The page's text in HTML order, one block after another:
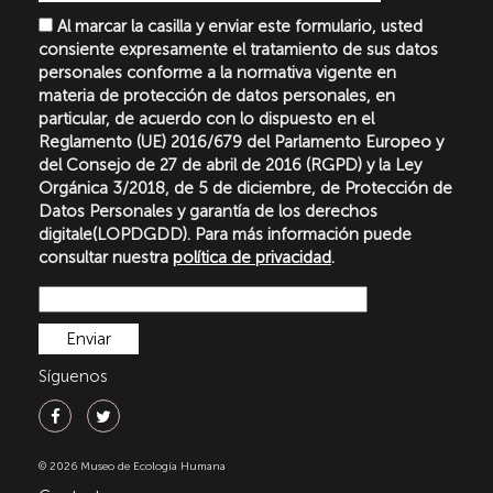
Al marcar la casilla y enviar este formulario, usted
consiente expresamente el tratamiento de sus datos
personales conforme a la normativa vigente en
materia de protección de datos personales, en
particular, de acuerdo con lo dispuesto en el
Reglamento (UE) 2016/679 del Parlamento Europeo y
del Consejo de 27 de abril de 2016 (RGPD) y la Ley
Orgánica 3/2018, de 5 de diciembre, de Protección de
Datos Personales y garantía de los derechos
digitale(LOPDGDD). Para más información puede
consultar nuestra política de privacidad.
Síguenos
© 2026 Museo de Ecología Humana